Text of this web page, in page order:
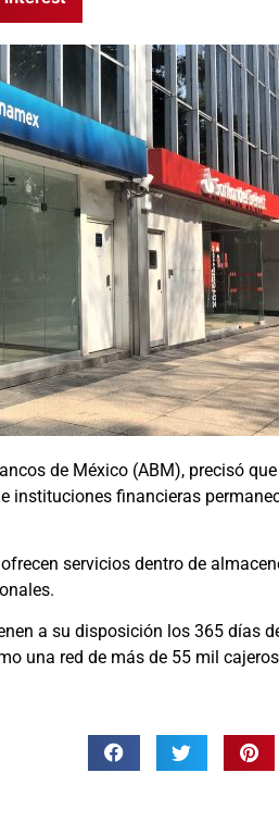
de México (ABM), precisó
instituciones financieras
servicios dentro de
a su disposición los 365 días
una red de más de 55 mil